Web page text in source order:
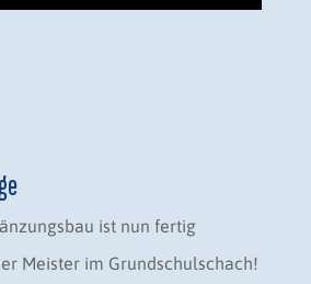
ist nun fertig
Meister im Grundschulschach!